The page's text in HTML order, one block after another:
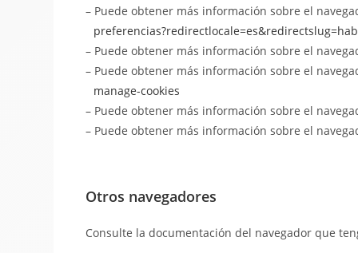
– Puede obtener más información sobre el
– Puede obtener más información sobre el
– Puede obtener más información sobre el
manage-cookies
– Puede obtener más información sobre el
– Puede obtener más información sobre el
Otros navegadores
Consulte la documentación del navegador que